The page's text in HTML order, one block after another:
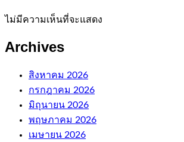
ไม่มีความเห็นที่จะแสดง
Archives
สิงหาคม 2026
กรกฎาคม 2026
มิถุนายน 2026
พฤษภาคม 2026
เมษายน 2026